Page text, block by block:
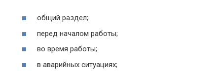
общий раздел;
перед началом работы;
во время работы;
в аварийных ситуациях;